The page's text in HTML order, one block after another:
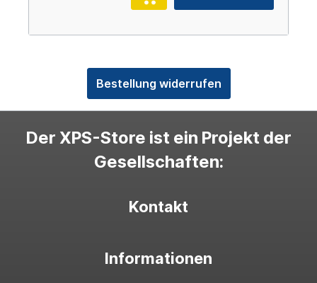
Bestellung widerrufen
Der XPS-Store ist ein Projekt der
Gesellschaften:
Kontakt
Informationen